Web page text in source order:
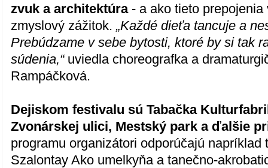
zvuk a architektúra - a ako tieto
zmyslový zážitok.„Každé dieťa tancuje a
Prebúdzame v sebe bytosti, ktoré by si tak
súdenia,“uviedla choreografka a
Rampáčková.
Dejiskom festivalu sú Tabačka
Zvonárskej ulici, Mestský park a ďalšie
programu organizátori odporúčajú napríklad
Szalontay Ako umelkyňa a tanečno-